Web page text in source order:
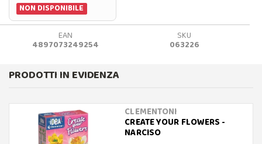
NON DISPONIBILE
EAN
4897073249254
SKU
063226
PRODOTTI IN EVIDENZA
CLEMENTONI
CREATE YOUR FLOWERS -
NARCISO